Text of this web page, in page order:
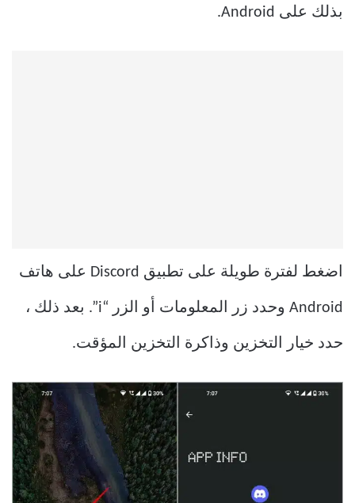
بذلك على Android.
اضغط لفترة طويلة على تطبيق Discord على هاتف
Android وحدد زر المعلومات أو الزر “i”. بعد ذلك ،
حدد خيار التخزين وذاكرة التخزين المؤقت.